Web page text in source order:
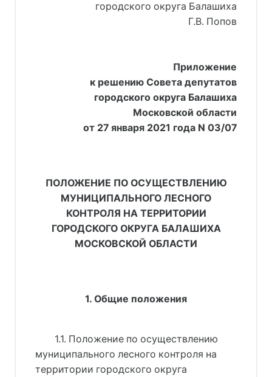
городского округа Балашиха
Г.В. Попов
Приложение
к решению Совета депутатов
городского округа Балашиха
Московской области
от 27 января 2021 года N 03/07
ПОЛОЖЕНИЕ ПО ОСУЩЕСТВЛЕНИЮ
МУНИЦИПАЛЬНОГО ЛЕСНОГО
КОНТРОЛЯ НА ТЕРРИТОРИИ
ГОРОДСКОГО ОКРУГА БАЛАШИХА
МОСКОВСКОЙ ОБЛАСТИ
1. Общие положения
1.1. Положение по осуществлению
муниципального лесного контроля на
территории городского округа